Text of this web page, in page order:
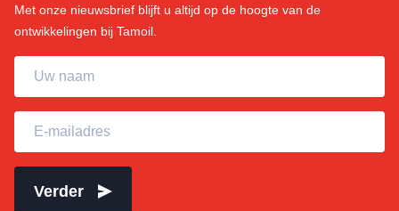
Met onze nieuwsbrief blijft u altijd op de hoogte van de
ontwikkelingen bij Tamoil.
Uw naam
E-mailadres
Verder